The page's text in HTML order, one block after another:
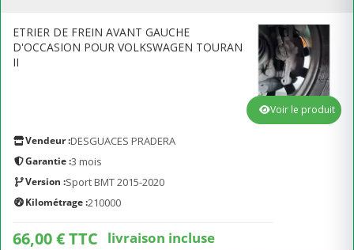
ETRIER DE FREIN AVANT GAUCHE
D'OCCASION POUR VOLKSWAGEN TOURAN
II
Vendeur :DESGUACES PRADERA
Garantie :3 mois
Version :Sport BMT 2015-2020
Kilométrage :210000
66,00 € TTC livraison incluse
Voir le produit